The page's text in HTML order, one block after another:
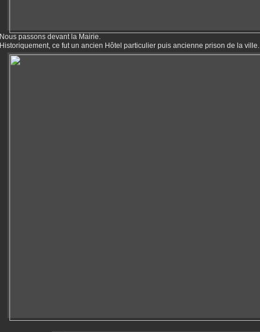
Nous passons devant la Mairie.
Historiquement, ce fut un ancien Hôtel particulier puis ancienne prison de la ville.